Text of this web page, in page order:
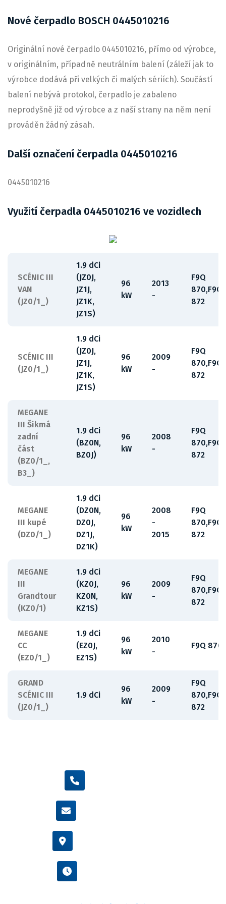
Nové čerpadlo BOSCH 0445010216
Originální nové čerpadlo 0445010216, přímo od výrobce,
v originálním, případně neutrálním balení (záleží jak to
výrobce dodává při velkých či malých sériích). Součástí
balení nebývá protokol, čerpadlo je zabaleno
neprodyšně již od výrobce a z naší strany na něm není
prováděn žádný zásah.
Další označení čerpadla 0445010216
0445010216
Využití čerpadla 0445010216 ve vozidlech
SCÉNIC III
VAN
(JZ0/1_)
1.9 dCi
(JZ0J,
JZ1J,
JZ1K,
JZ1S)
96
kW
2013
-
F9Q
870,F9Q
872
SCÉNIC III
(JZ0/1_)
1.9 dCi
(JZ0J,
JZ1J,
JZ1K,
JZ1S)
96
kW
2009
-
F9Q
870,F9Q
872
MEGANE
III Šikmá
zadní
část
(BZ0/1_,
B3_)
1.9 dCi
(BZ0N,
BZ0J)
96
kW
2008
-
F9Q
870,F9Q
872
MEGANE
III kupé
(DZ0/1_)
1.9 dCi
(DZ0N,
DZ0J,
DZ1J,
DZ1K)
96
kW
2008
-
2015
F9Q
870,F9Q
872
MEGANE
III
Grandtour
(KZ0/1)
1.9 dCi
(KZ0J,
KZ0N,
KZ1S)
96
kW
2009
-
F9Q
870,F9Q
872
MEGANE
CC
(EZ0/1_)
1.9 dCi
(EZ0J,
EZ1S)
96
kW
2010
-
F9Q 870
GRAND
SCÉNIC III
(JZ0/1_)
1.9 dCi
96
kW
2009
-
F9Q
870,F9Q
872